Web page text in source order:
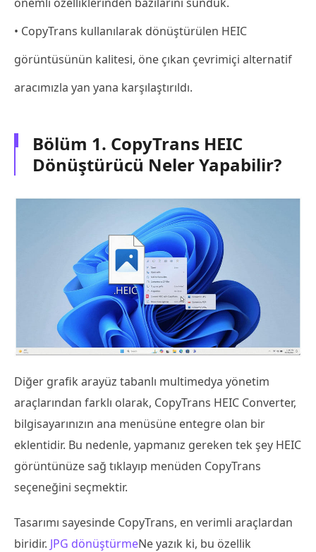
• CopyTrans kullanılarak dönüştürülen HEIC
görüntüsünün kalitesi, öne çıkan çevrimiçi alternatif
aracımızla yan yana karşılaştırıldı.
Bölüm 1. CopyTrans HEIC
Dönüştürücü Neler Yapabilir?
Diğer grafik arayüz tabanlı multimedya yönetim
araçlarından farklı olarak, CopyTrans HEIC Converter,
bilgisayarınızın ana menüsüne entegre olan bir
eklentidir. Bu nedenle, yapmanız gereken tek şey HEIC
görüntünüze sağ tıklayıp menüden CopyTrans
seçeneğini seçmektir.
Tasarımı sayesinde CopyTrans, en verimli araçlardan
biridir. JPG dönüştürmeNe yazık ki, bu özellik